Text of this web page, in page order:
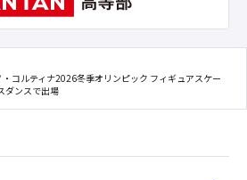
コルティナ2026冬季オリンピック フィギュアスケー
ダンスで出場